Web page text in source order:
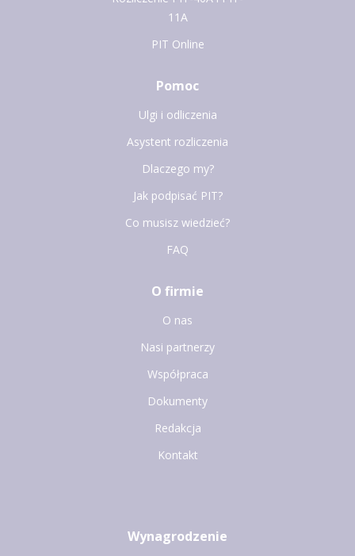
11A
PIT Online
Pomoc
Ulgi i odliczenia
Asystent rozliczenia
Dlaczego my?
Jak podpisać PIT?
Co musisz wiedzieć?
FAQ
O firmie
O nas
Nasi partnerzy
Współpraca
Dokumenty
Redakcja
Kontakt
Wynagrodzenie